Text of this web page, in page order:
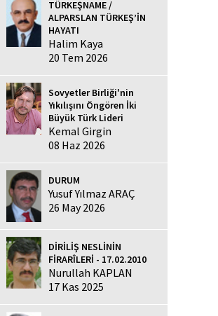
TÜRKEŞNAME /
ALPARSLAN TÜRKEŞ’İN
HAYATI
Halim Kaya
20 Tem 2026
Sovyetler Birliği'nin
Yıkılışını Öngören İki
Büyük Türk Lideri
Kemal Girgin
08 Haz 2026
DURUM
Yusuf Yılmaz ARAÇ
26 May 2026
DİRİLİŞ NESLİNİN
FİRARÎLERİ - 17.02.2010
Nurullah KAPLAN
17 Kas 2025